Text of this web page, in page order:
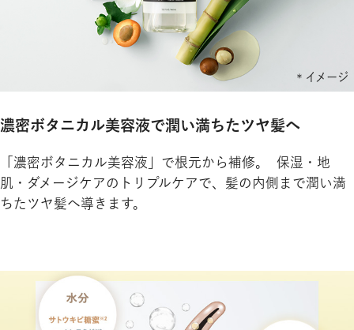
濃密ボタニカル美容液で潤い満ちたツヤ髪へ
「濃密ボタニカル美容液」で根元から補修。 保湿・地
肌・ダメージケアのトリプルケアで、髪の内側まで潤い満
ちたツヤ髪へ導きます。